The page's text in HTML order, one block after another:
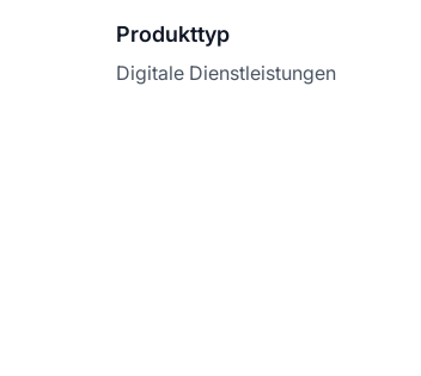
Produkttyp
Digitale Dienstleistungen